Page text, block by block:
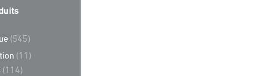
(545)
(11)
(114)